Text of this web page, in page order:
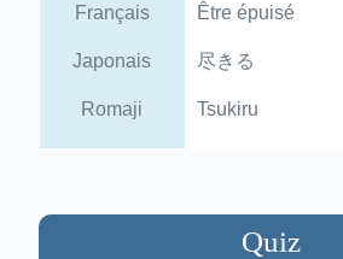
Français Être épuisé
Japonais 尽きる
Romaji Tsukiru
Quiz